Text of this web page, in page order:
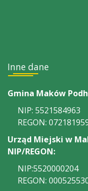
Inne dane
Gmina Maków
NIP: 5521584963
REGON:
Urząd Miejski w
NIP/REGON:
NIP:5520000204
REGON: